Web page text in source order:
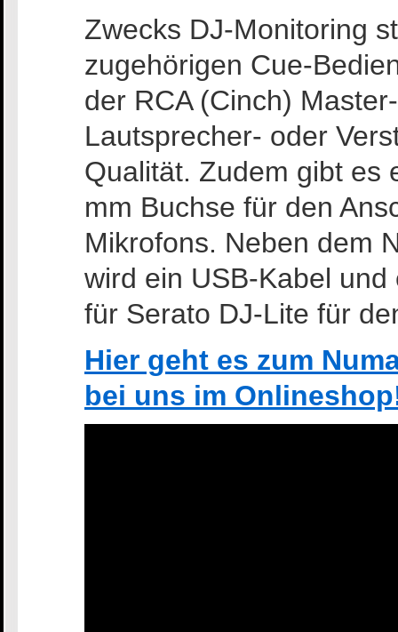
Zwecks DJ-Monitoring
zugehörigen Cue-
der RCA (Cinch)
Lautsprecher- oder
Qualität. Zudem gibt es
mm Buchse für den
Mikrofons. Neben dem
wird ein USB-Kabel
für Serato DJ-Lite für
Hier geht es zum
bei uns im